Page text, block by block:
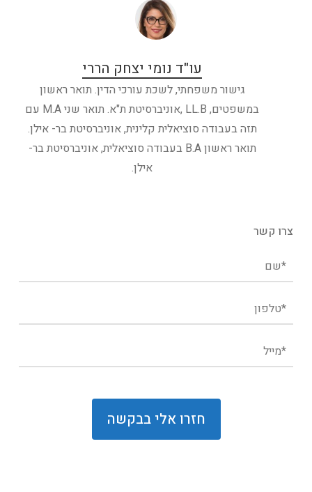
עו"ד נומי יצחק הררי
גישור משפחתי, לשכת עורכי הדין. תואר ראשון
במשפטים, LL.B ,אוניברסיטת ת"א. תואר שני M.A עם
תזה בעבודה סוציאלית קלינית, אוניברסיטת בר- אילן.
תואר ראשון B.A בעבודה סוציאלית, אוניברסיטת בר-
אילן.
צרו קשר